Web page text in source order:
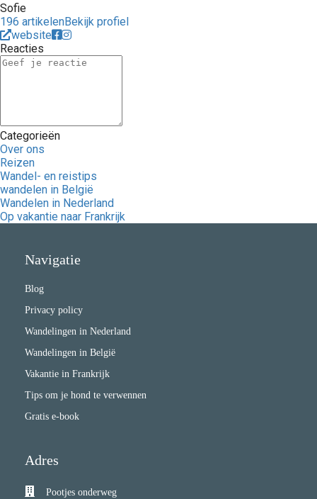
Sofie
196 artikelenBekijk profiel
website
Reacties
Categorieën
Over ons
Reizen
Wandel- en reistips
wandelen in België
Wandelen in Nederland
Op vakantie naar Frankrijk
Navigatie
Blog
Privacy policy
Wandelingen in Nederland
Wandelingen in België
Vakantie in Frankrijk
Tips om je hond te verwennen
Gratis e-book
Adres
Pootjes onderweg